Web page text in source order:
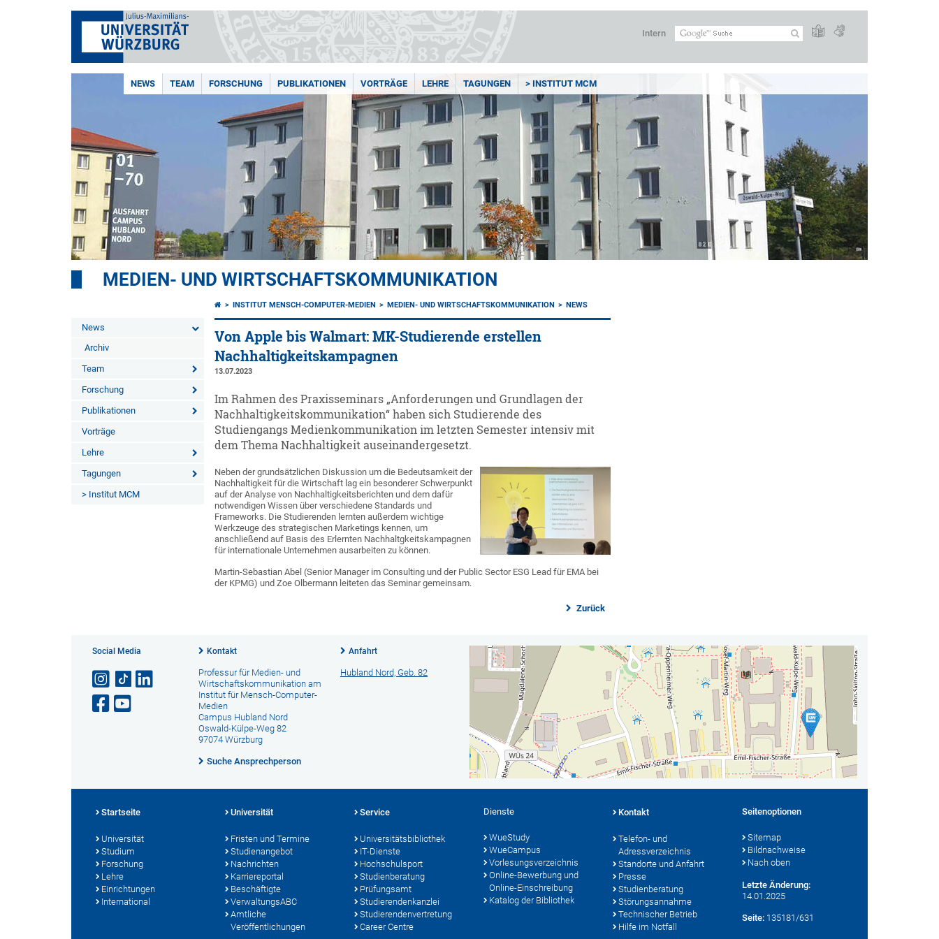
Intern
NEWS TEAM FORSCHUNG PUBLIKATIONEN VORTRÄGE LEHRE TAGUNGEN > INSTITUT MCM
MEDIEN- UND WIRTSCHAFTSKOMMUNIKATION
News
Archiv
Team
Forschung
Publikationen
Vorträge
Lehre
Tagungen
> Institut MCM
INSTITUT MENSCH-COMPUTER-MEDIEN MEDIEN- UND WIRTSCHAFTSKOMMUNIKATION NEWS
Von Apple bis Walmart: MK-Studierende erstellen
Nachhaltigkeitskampagnen
13.07.2023
Im Rahmen des Praxisseminars „Anforderungen und Grundlagen der
Nachhaltigkeitskommunikation“ haben sich Studierende des
Studiengangs Medienkommunikation im letzten Semester intensiv mit
dem Thema Nachhaltigkeit auseinandergesetzt.
Neben der grundsätzlichen Diskussion um die Bedeutsamkeit der
Nachhaltigkeit für die Wirtschaft lag ein besonderer Schwerpunkt
auf der Analyse von Nachhaltigkeitsberichten und dem dafür
notwendigen Wissen über verschiedene Standards und
Frameworks. Die Studierenden lernten außerdem wichtige
Werkzeuge des strategischen Marketings kennen, um
anschließend auf Basis des Erlernten Nachhaltgkeitskampagnen
für internationale Unternehmen ausarbeiten zu können.
Martin-Sebastian Abel (Senior Manager im Consulting und der Public Sector ESG Lead für EMA bei
der KPMG) und Zoe Olbermann leiteten das Seminar gemeinsam.
Zurück
Social Media Kontakt
Professur für Medien- und
Wirtschaftskommunikation am
Institut für Mensch-Computer-
Medien
Campus Hubland Nord
Oswald-Külpe-Weg 82
97074 Würzburg
Suche Ansprechperson
Anfahrt
Hubland Nord, Geb. 82
Startseite
Universität
Studium
Forschung
Lehre
Einrichtungen
International
Universität
Fristen und Termine
Studienangebot
Nachrichten
Karriereportal
Beschäftigte
VerwaltungsABC
Amtliche
Veröffentlichungen
Service
Universitätsbibliothek
IT-Dienste
Hochschulsport
Studienberatung
Prüfungsamt
Studierendenkanzlei
Studierendenvertretung
Career Centre
Dienste
WueStudy
WueCampus
Vorlesungsverzeichnis
Online-Bewerbung und
Online-Einschreibung
Katalog der Bibliothek
Kontakt
Telefon- und
Adressverzeichnis
Standorte und Anfahrt
Presse
Studienberatung
Störungsannahme
Technischer Betrieb
Hilfe im Notfall
Seitenoptionen
Sitemap
Bildnachweise
Nach oben
Letzte Änderung:
14.01.2025
Seite: 135181/631